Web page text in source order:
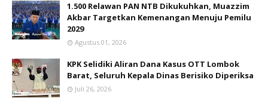
1.500 Relawan PAN NTB Dikukuhkan, Muazzim
Akbar Targetkan Kemenangan Menuju Pemilu
2029
Agustus 01, 2026
KPK Selidiki Aliran Dana Kasus OTT Lombok
Barat, Seluruh Kepala Dinas Berisiko Diperiksa
Juli 26, 2026